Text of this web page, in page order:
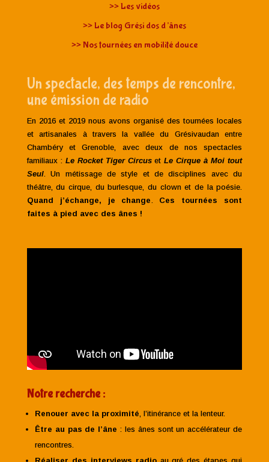
Un spectacle, des temps de rencontre,
une émission de radio
En 2016 et 2019 nous avons organisé des tournées locales
et artisanales à travers la vallée du Grésivaudan entre
Chambéry et Grenoble, avec deux de nos spectacles
familiaux : Le Rocket Tiger CircusetLe Cirque à Moi tout
Seul. Un métissage de style et de disciplines avec du
théâtre, du cirque, du burlesque, du clown et de la poésie.
Quand j’échange, je change. Ces tournées sont
faites à pied avec des ânes !
>> Les vidéos
>> Le blog Grési dos d’ânes
>> Nos tournées en mobilité douce
Notre recherche :
Renouer avec la proximité , l’itinérance et la lenteur.
Être au pas de l’âne : les ânes sont un accélérateur de
rencontres.